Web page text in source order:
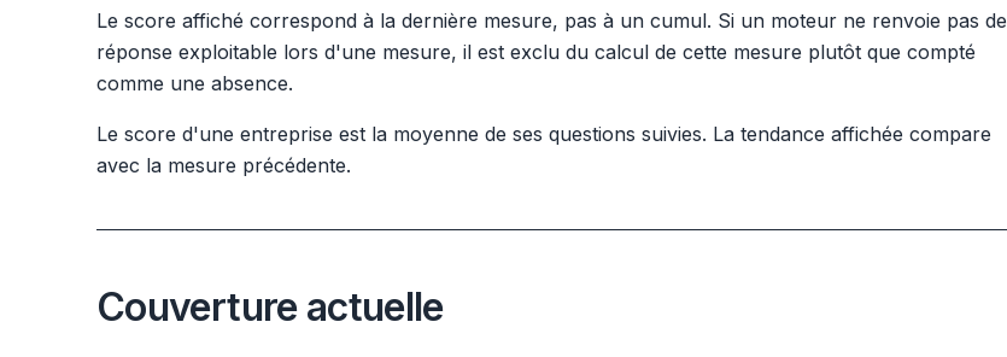
Le score affiché correspond à la dernière mesure, pas à un cumul. Si un moteur ne renvoie pas de
réponse exploitable lors d'une mesure, il est exclu du calcul de cette mesure plutôt que compté
comme une absence.
Le score d'une entreprise est la moyenne de ses questions suivies. La tendance affichée compare
avec la mesure précédente.
Couverture actuelle